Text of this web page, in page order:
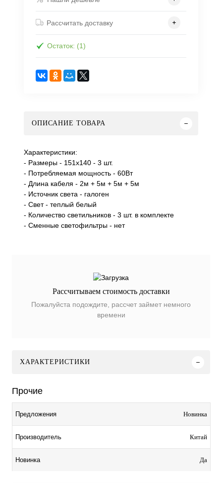
Рассчитать доставку
Остаток: (1)
ОПИСАНИЕ ТОВАРА
Характеристики:
- Размеры - 151х140 - 3 шт.
- Потребляемая мощность - 60Вт
- Длина кабеля - 2м + 5м + 5м + 5м
- Источник света - галоген
- Свет - теплый белый
- Количество светильников - 3 шт. в комплекте
- Сменные светофильтры - нет
Рассчитываем стоимость доставки
Пожалуйста подождите, рассчет займет немного
времени
ХАРАКТЕРИСТИКИ
Прочие
Предложения Новинка
Производитель Китай
Новинка Да